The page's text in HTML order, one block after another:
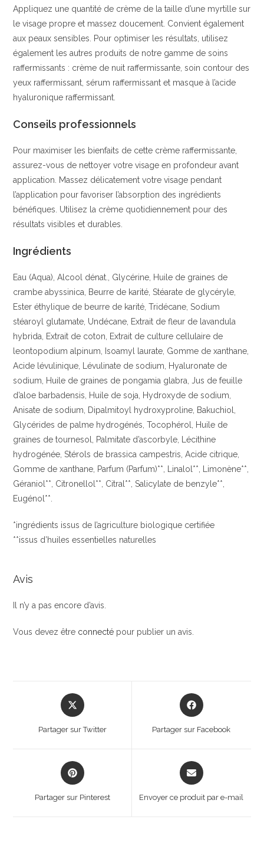
Appliquez une quantité de crème de la taille d’une myrtille sur
le visage propre et massez doucement. Convient également
aux peaux sensibles. Pour optimiser les résultats, utilisez
également les autres produits de notre gamme de soins
raffermissants : crème de nuit raffermissante, soin contour des
yeux raffermissant, sérum raffermissant et masque à l’acide
hyaluronique raffermissant.
Conseils professionnels
Pour maximiser les bienfaits de cette crème raffermissante,
assurez-vous de nettoyer votre visage en profondeur avant
application. Massez délicatement votre visage pendant
l’application pour favoriser l’absorption des ingrédients
bénéfiques. Utilisez la crème quotidiennement pour des
résultats visibles et durables.
Ingrédients
Eau (Aqua), Alcool dénat., Glycérine, Huile de graines de
crambe abyssinica, Beurre de karité, Stéarate de glycéryle,
Ester éthylique de beurre de karité, Tridécane, Sodium
stéaroyl glutamate, Undécane, Extrait de fleur de lavandula
hybrida, Extrait de coton, Extrait de culture cellulaire de
leontopodium alpinum, Isoamyl laurate, Gomme de xanthane,
Acide lévulinique, Lévulinate de sodium, Hyaluronate de
sodium, Huile de graines de pongamia glabra, Jus de feuille
d’aloe barbadensis, Huile de soja, Hydroxyde de sodium,
Anisate de sodium, Dipalmitoyl hydroxyproline, Bakuchiol,
Glycérides de palme hydrogénés, Tocophérol, Huile de
graines de tournesol, Palmitate d’ascorbyle, Lécithine
hydrogénée, Stérols de brassica campestris, Acide citrique,
Gomme de xanthane, Parfum (Parfum)**, Linalol**, Limonène**,
Géraniol**, Citronellol**, Citral**, Salicylate de benzyle**,
Eugénol**.
*ingrédients issus de l’agriculture biologique certifiée
**issus d’huiles essentielles naturelles
Avis
Il n’y a pas encore d’avis.
Vous devez être connecté pour publier un avis.
Opens
in
new
Partager sur Twitter
Opens
in
Partager sur Facebook
Opens
in
Partager sur Pinterest
Opens
in
new
Envoyer ce produit par e-mail